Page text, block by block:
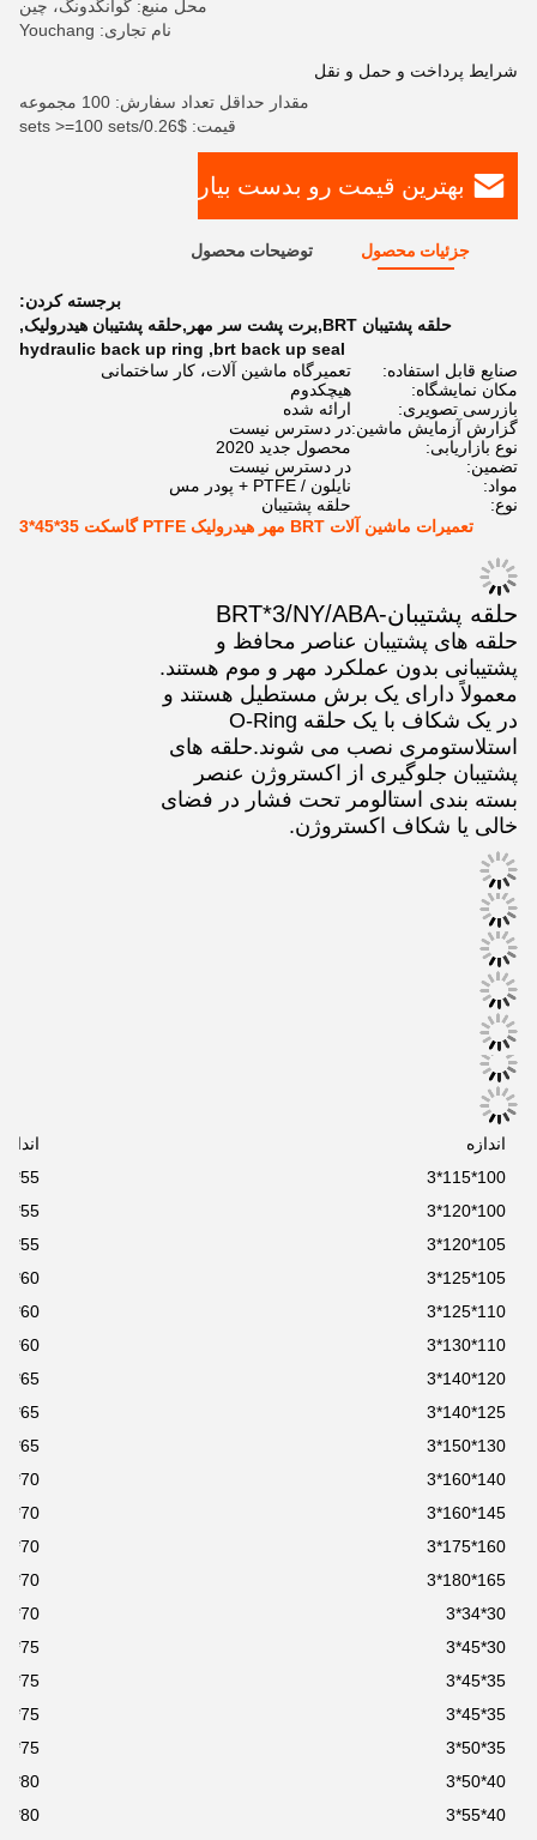
محل منبع: گوانگدونگ، چین
نام تجاری: Youchang
شرایط پرداخت و حمل و نقل
مقدار حداقل تعداد سفارش: 100 مجموعه
قیمت: $0.26/sets >=100 sets
بهترین قیمت رو بدست بیار
جزئیات محصول توضیحات محصول
برجسته کردن:
حلقه پشتیبان BRT,برت پشت سر مهر,حلقه پشتیبان هیدرولیک
,
brt back up seal
,
hydraulic back up ring
صنایع قابل استفاده:
تعمیرگاه ماشین آلات، کار ساختمانی
مکان نمایشگاه:
هيچکدوم
بازرسی تصویری:
ارائه شده
گزارش آزمایش ماشین:در دسترس نیست
نوع بازاریابی:
محصول جدید 2020
تضمین:
در دسترس نیست
مواد:
نایلون / PTFE + پودر مس
نوع:
حلقه پشتیبان
تعمیرات ماشین آلات BRT مهر هیدرولیک PTFE گاسکت 35*45*3
حلقه پشتیبان-BRT*3/NY/ABA
حلقه های پشتیبان عناصر محافظ و
پشتیبانی بدون عملکرد مهر و موم هستند.
معمولاً دارای یک برش مستطیل هستند و
در یک شکاف با یک حلقه O-Ring
استلاستومری نصب می شوند.حلقه های
پشتیبان جلوگیری از اکستروژن عنصر
بسته بندی استالومر تحت فشار در فضای
خالی یا شکاف اکستروژن.
اندازه
اندازه
100*115*3
55*70*3
100*120*3
55*70*3
105*120*3
55*75*3
105*125*3
60*70*3
110*125*3
60*73*3
110*130*3
60*75*3
120*140*3
65*75*3
125*140*3
65*78*3
130*150*3
65*80*3
140*160*3
70*80*3
145*160*3
70*83*3
160*175*3
70*85*3
165*180*3
70*85*3
30*34*3
70*90*3
30*45*3
75*85*3
35*45*3
75*88*3
35*45*3
75*90*3
35*50*3
75*95*3
40*50*3
80*100*3
40*55*3
80*90*3